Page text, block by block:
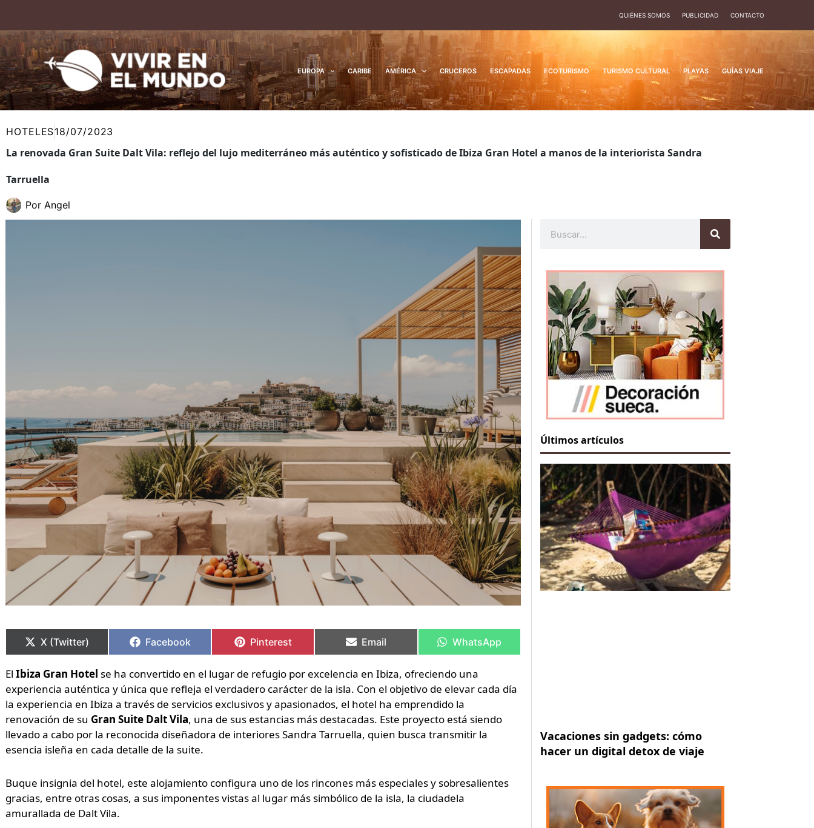
contenido
QUIÉNES SOMOS PUBLICIDAD CONTACTO
EUROPA CARIBE AMÉRICA CRUCEROS ESCAPADAS ECOTURISMO TURISMO CULTURAL PLAYAS GUÍAS VIAJE
HOTELES18/07/2023
La renovada Gran Suite Dalt Vila: reflejo del lujo mediterráneo más auténtico y sofisticado de Ibiza Gran Hotel a manos de la interiorista Sandra
Tarruella
Por Angel
en
X (Twitter)
en
Facebook
en
Pinterest
en
Email
en
WhatsApp
El Ibiza Gran Hotel se ha convertido en el lugar de refugio por excelencia en Ibiza, ofreciendo una
experiencia auténtica y única que refleja el verdadero carácter de la isla. Con el objetivo de elevar cada día
la experiencia en Ibiza a través de servicios exclusivos y apasionados, el hotel ha emprendido la
renovación de su Gran Suite Dalt Vila, una de sus estancias más destacadas. Este proyecto está siendo
llevado a cabo por la reconocida diseñadora de interiores Sandra Tarruella, quien busca transmitir la
esencia isleña en cada detalle de la suite.
Buque insignia del hotel, este alojamiento configura uno de los rincones más especiales y sobresalientes
gracias, entre otras cosas, a sus imponentes vistas al lugar más simbólico de la isla, la ciudadela
amurallada de Dalt Vila.
en
en
en
en
en
Últimos artículos
Vacaciones sin gadgets: cómo
hacer un digital detox de viaje